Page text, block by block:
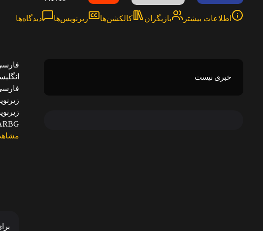
اطلاعات بیشتر بازیگران کالکشن‌ها زیرنویس‌ها دیدگاه‌ها
خبری نیست